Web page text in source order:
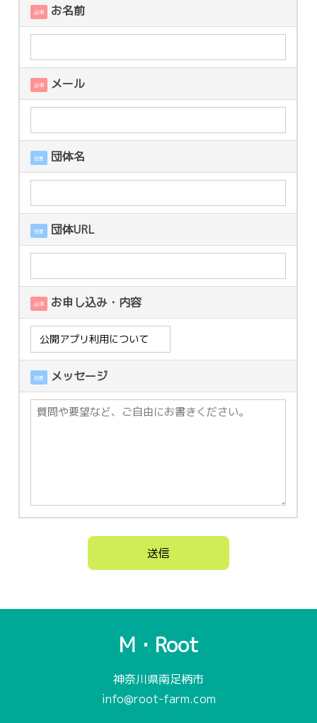
必須 お名前
必須 メール
任意 団体名
任意 団体URL
必須 お申し込み・内容
任意 メッセージ
M・Root
神奈川県南足柄市
info@root-farm.com